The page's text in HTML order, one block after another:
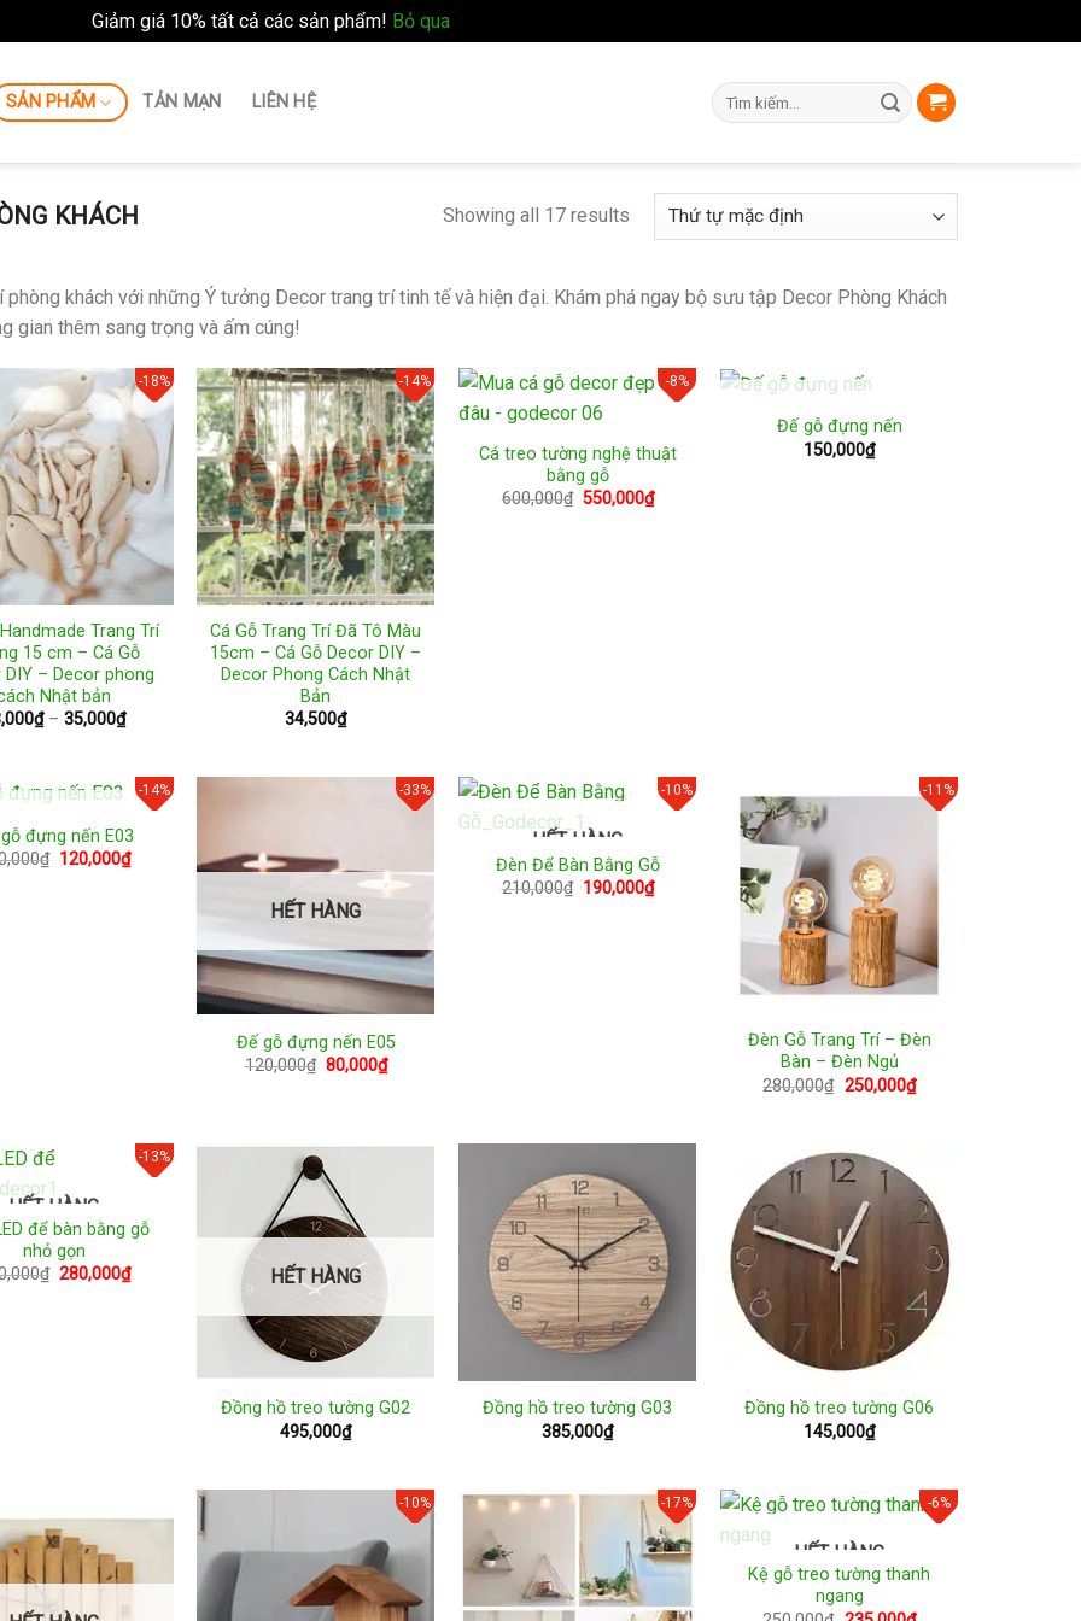
Giảm giá 10% tất cả các sản phẩm! Bỏ qua
SẢN PHẨM TẢN MẠN LIÊN HỆ
Tìm
kiếm:
KHÁCH Showing all 17 results
phòng khách với những Ý tưởng Decor trang trí tinh tế và hiện đại. Khám phá ngay bộ sưu tập Decor Phòng Khách
gian thêm sang trọng và ấm cúng!
-18%
Trang Trí
15 cm – Cá Gỗ
DIY – Decor phong
Nhật bản
₫ – 35,000₫Price
range:
35,000₫
-14%
Cá Gỗ Trang Trí Đã Tô Màu
15cm – Cá Gỗ Decor DIY –
Decor Phong Cách Nhật
Bản
34,500₫
-8%
Cá treo tường nghệ thuật
bằng gỗ
600,000₫ Giá
550,000₫Giá
hiện
HẾT HÀNG
Đế gỗ đựng nến
150,000₫
-14%
HẾT HÀNG
đựng nến E03
₫ Giá
120,000₫Giá
hiện
-33%
HẾT HÀNG
Đế gỗ đựng nến E05
120,000₫ Giá
80,000₫Giá
hiện
-10%
HẾT HÀNG
Đèn Để Bàn Bằng Gỗ
210,000₫ Giá
190,000₫Giá
hiện
-11%
Đèn Gỗ Trang Trí – Đèn
Bàn – Đèn Ngủ
280,000₫ Giá
250,000₫Giá
hiện
-13%
HẾT HÀNG
để bàn bằng gỗ
nhỏ gọn
₫ Giá
280,000₫Giá
hiện
HẾT HÀNG
Đồng hồ treo tường G02
495,000₫
Đồng hồ treo tường G03
385,000₫
Đồng hồ treo tường G06
145,000₫
-10% -17% -6%
HẾT HÀNG
Kệ gỗ treo tường thanh
ngang